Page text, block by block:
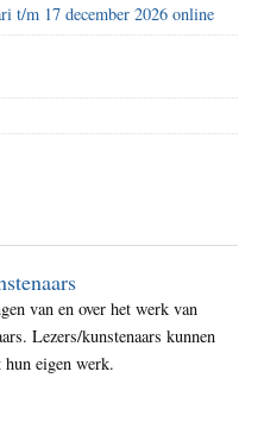
t/m 17 december 2026 online
van en over het werk van
Lezers/kunstenaars kunnen
hun eigen werk.